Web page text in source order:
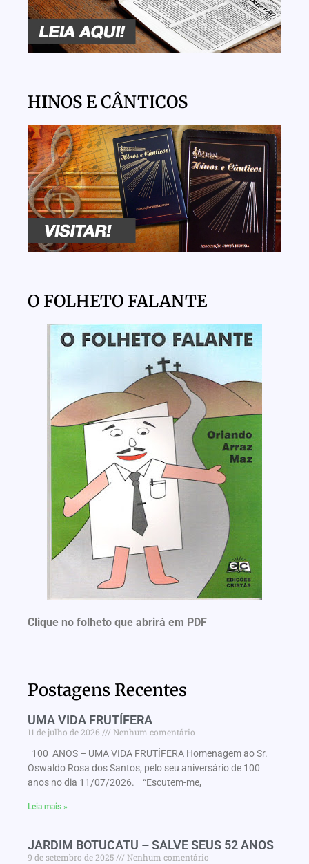
HINOS E CÂNTICOS
O FOLHETO FALANTE
Clique no folheto que abrirá em PDF
Postagens Recentes
UMA VIDA FRUTÍFERA
11 de julho de 2026
Nenhum comentário
100 ANOS – UMA VIDA FRUTÍFERA Homenagem ao Sr.
Oswaldo Rosa dos Santos, pelo seu aniversário de 100
anos no dia 11/07/2026. “Escutem-me,
Leia mais »
JARDIM BOTUCATU – SALVE SEUS 52 ANOS
9 de setembro de 2025
Nenhum comentário